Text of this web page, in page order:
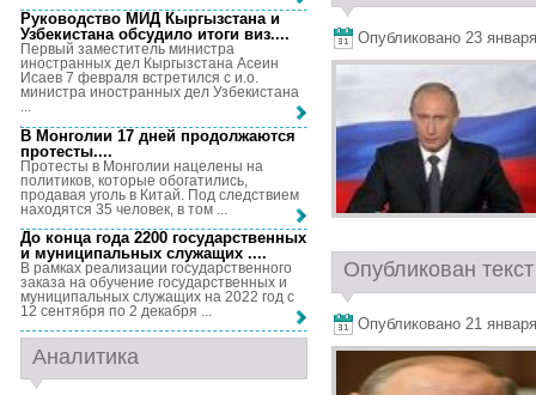
Опубликовано 23
Опубликован
Опубликовано 21
Руководство МИД Кыргызстана и
Узбекистана обсудило итоги виз....
Первый заместитель министра
иностранных дел Кыргызстана Асеин
Исаев 7 февраля встретился с и.о.
министра иностранных дел Узбекистана
...
В Монголии 17 дней продолжаются
протесты....
Протесты в Монголии нацелены на
политиков, которые обогатились,
продавая уголь в Китай. Под следствием
находятся 35 человек, в том ...
До конца года 2200 государственных
и муниципальных служащих ....
В рамках реализации государственного
заказа на обучение государственных и
муниципальных служащих на 2022 год с
12 сентября по 2 декабря ...
Аналитика